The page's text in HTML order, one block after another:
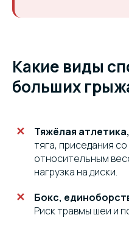
Какие виды
больших
Тяжёлая
тяга, приседания
относительным
нагрузка на диски.
Бокс,
Риск травмы шеи и